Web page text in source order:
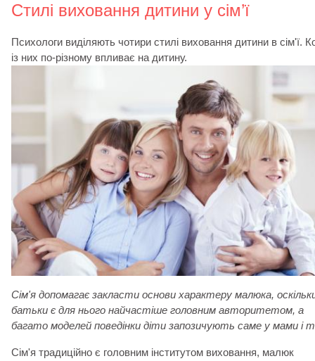
Стилі виховання дитини у сім’ї
Психологи виділяють чотири стилі виховання дитини в сім'ї.
із них по-різному впливає на дитину.
Сім'я допомагає закласти основи характеру малюка,
батьки є для нього найчастіше головним авторитетом, а
багато моделей поведінки діти запозичують саме у мами і
Сім'я традиційно є головним інститутом виховання, малюк